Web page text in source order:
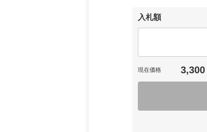
入札額
現在価格 3,300